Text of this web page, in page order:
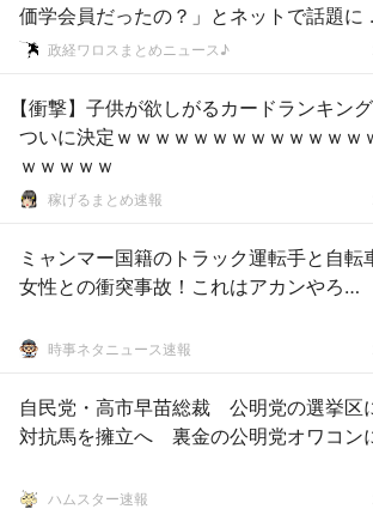
価学会員だったの？」とネットで話題に
………政経ワロスまとめニュース♪
【衝撃】子供が欲しがるカードランキング
ついに決定ｗｗｗｗｗｗｗｗｗｗｗｗｗ
ｗｗｗｗｗ
稼げるまとめ速報
ミャンマー国籍のトラック運転手と自転
女性との衝突事故！これはアカンやろ…
時事ネタニュース速報
自民党・高市早苗総裁 公明党の選挙区
対抗馬を擁立へ 裏金の公明党オワコン
ハムスター速報